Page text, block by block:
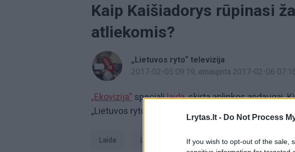
Lrytas.lt - Do Not Process
If you wish to opt-out of the sale,
Kaip Kaišiadorys rūpinasi
atliekomis?
„Lietuvos ryto“ televizija
2017-02-05 09:19, atnaujinta 2017-02-06
„Ekovizija“ specialilaida,skirta aplinkos apdaugai.
„Lietuvos ryto“ televiziją.
laida Ekovizija